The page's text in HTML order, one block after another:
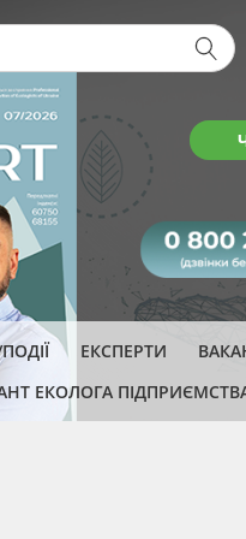
форма
ЕКСПЕРТИ
ЕКОЛОГА